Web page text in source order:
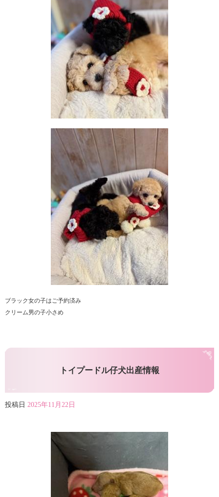
ブラック女の子はご予約済み
クリーム男の子小さめ
トイプードル仔犬出産情報
投稿日 2025年11月22日